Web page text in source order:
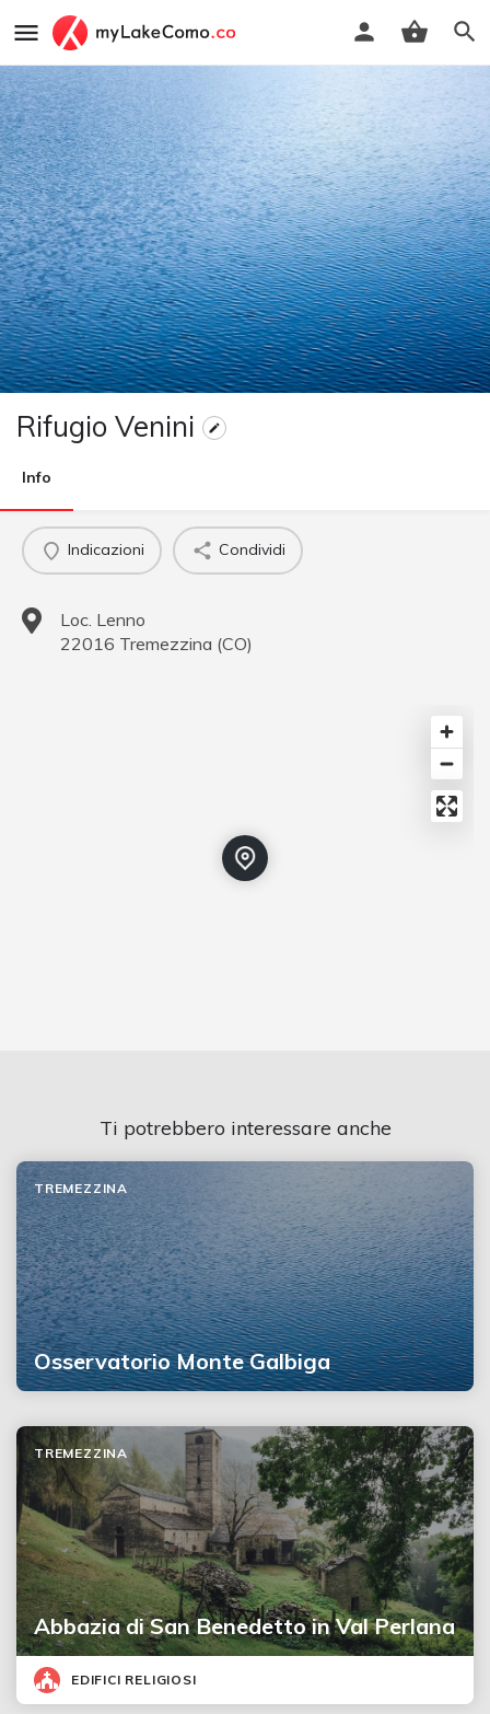
Rifugio Venini
Info
Indicazioni Condividi
Loc. Lenno
22016 Tremezzina (CO)
Ti potrebbero interessare anche
Osservatorio Monte Galbiga
TREMEZZINA
Abbazia di San Benedetto in Val Perlana
TREMEZZINA
EDIFICI RELIGIOSI